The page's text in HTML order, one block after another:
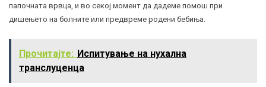
папочната врвца, и во секој момент да дадеме помош при
дишењето на болните или предвреме родени бебиња.
Прочитајте: Испитување на нухална
транслуценца